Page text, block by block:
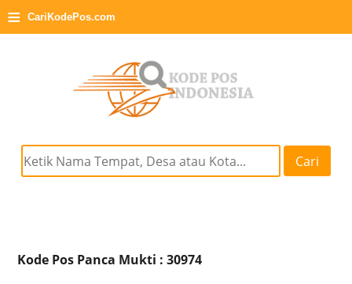
≡ CariKodePos.com
Cari
Kode Pos Panca Mukti : 30974